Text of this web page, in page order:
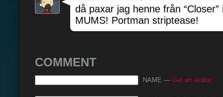
då paxar jag henne från
MUMS! Portman striptease!
COMMENT
NAME — Get an avatar